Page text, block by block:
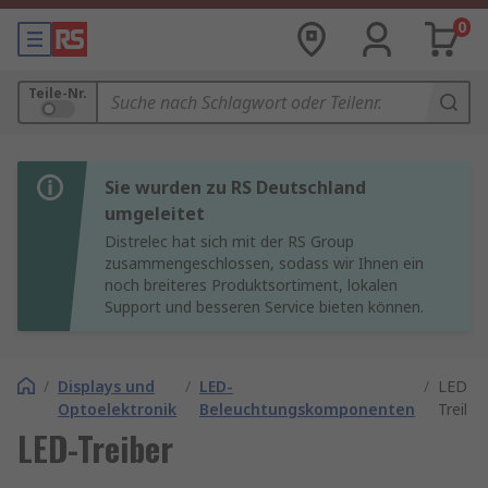
0
Teile-Nr.
Sie wurden zu RS Deutschland
umgeleitet
Distrelec hat sich mit der RS Group
zusammengeschlossen, sodass wir Ihnen ein
noch breiteres Produktsortiment, lokalen
Support und besseren Service bieten können.
/ Displays und
Optoelektronik
/ LED-
Beleuchtungskomponenten
/ LED-
Treiber
LED-Treiber